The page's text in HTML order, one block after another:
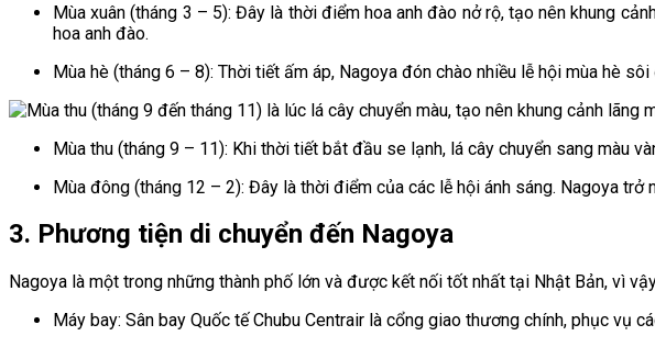
Mùa xuân (tháng 3 – 5): Đây là thời điểm hoa anh đào nở rộ, tạo nên khung
hoa anh đào.
Mùa hè (tháng 6 – 8): Thời tiết ấm áp, Nagoya đón chào nhiều lễ hội mùa hè
Mùa thu (tháng 9 – 11): Khi thời tiết bắt đầu se lạnh, lá cây chuyển sang màu
Mùa đông (tháng 12 – 2): Đây là thời điểm của các lễ hội ánh sáng. Nagoya
3. Phương tiện di chuyển đến Nagoya
Nagoya là một trong những thành phố lớn và được kết nối tốt nhất tại Nhật Bản, vì
Máy bay: Sân bay Quốc tế Chubu Centrair là cổng giao thương chính, phục vụ